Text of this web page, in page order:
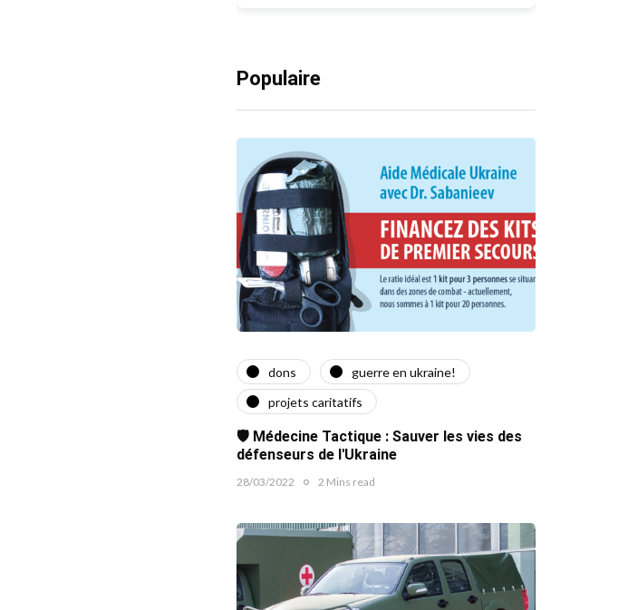
Populaire
dons
guerre en ukraine!
projets caritatifs
🛡️ Médecine Tactique : Sauver les vies des
défenseurs de l'Ukraine
28/03/2022 2 Mins read